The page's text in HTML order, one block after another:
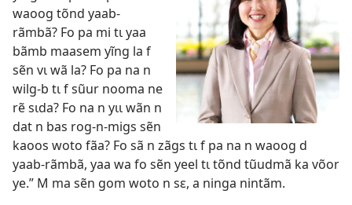
waoog tõnd yaab-
rãmbã? Fo pa mi tɩ yaa
bãmb maasem yĩng la f
sẽn vɩ wã la? Fo pa na n
wilg-b tɩ f sũur nooma ne
rẽ sɩda? Fo na n yɩɩ wãn n
dat n bas rog-n-migs sẽn
kaoos woto fãa? Fo sã n zãgs tɩ f pa na n waoog d
yaab-rãmbã, yaa wa fo sẽn yeel tɩ tõnd tũudmã ka võor
ye.” M ma sẽn gom woto n sɛ, a ninga nintãm.